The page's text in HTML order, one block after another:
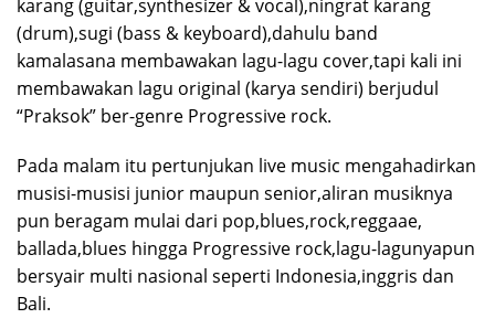
karang (guitar,synthesizer & vocal),ningrat karang
(drum),sugi (bass & keyboard),dahulu band
kamalasana membawakan lagu-lagu cover,tapi kali ini
membawakan lagu original (karya sendiri) berjudul
“Praksok” ber-genre Progressive rock.
Pada malam itu pertunjukan live music mengahadirkan
musisi-musisi junior maupun senior,aliran musiknya
pun beragam mulai dari pop,blues,rock,reggaae,
ballada,blues hingga Progressive rock,lagu-lagunyapun
bersyair multi nasional seperti Indonesia,inggris dan
Bali.